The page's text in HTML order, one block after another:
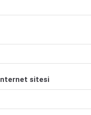
İnternet sitesi